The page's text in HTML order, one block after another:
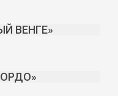
ВЕНГЕ»